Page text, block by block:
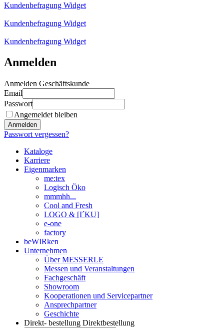
Kundenbefragung Widget
Kundenbefragung Widget
Kundenbefragung Widget
Anmelden
Anmelden Geschäftskunde
Email
Passwort
Angemeldet bleiben
Anmelden
Passwort vergessen?
Kataloge
Karriere
Eigenmarken
me:tex
Logisch Öko
mmmhh...
Cool and Fresh
LOGO & [I´KU]
e-one
factory
beWIRken
Unternehmen
Über MESSERLE
Messen und Veranstaltungen
Fachgeschäft
Showroom
Kooperationen und Servicepartner
Ansprechpartner
Geschichte
Direkt- bestellung Direktbestellung